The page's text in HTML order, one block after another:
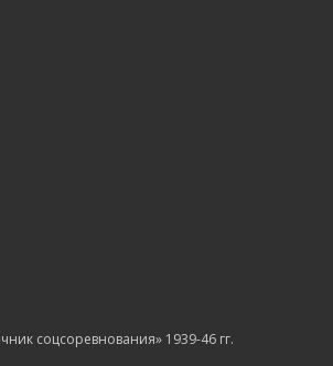
соцсоревнования» 1939-46 гг.